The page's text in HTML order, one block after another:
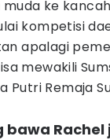
ke
kompetisi
apalagi
mewakili
Putri Remaja
bawa